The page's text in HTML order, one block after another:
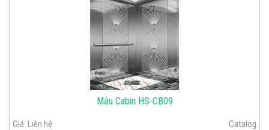
Mẫu Cabin HS-CB09
Giá: Liên hệ Catalog